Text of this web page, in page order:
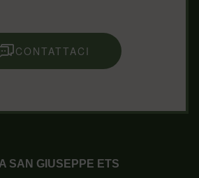
CONTATTACI
SAN GIUSEPPE ETS